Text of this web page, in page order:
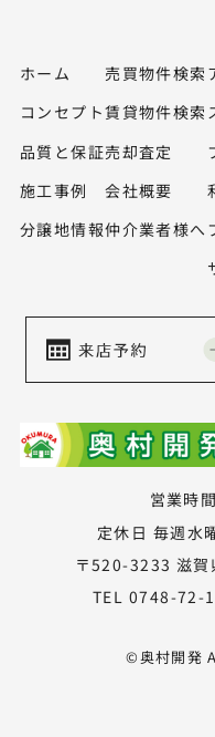
ホーム
コンセプト
品質と保証
施工事例
分譲地情報
売買物件検索
賃貸物件検索
売却査定
会社概要
仲介業者様へ
営業時
定休日 毎週水
〒520-3233 滋賀
TEL 0748-72-
©奥村開発